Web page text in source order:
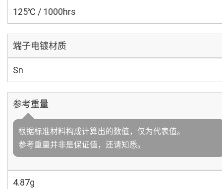
125℃ / 1000hrs
端子电镀材质
Sn
参考重量
根据标准材料构成计算出的数值，仅为代表值。
参考重量并非是保证值，还请知悉。
4.87g